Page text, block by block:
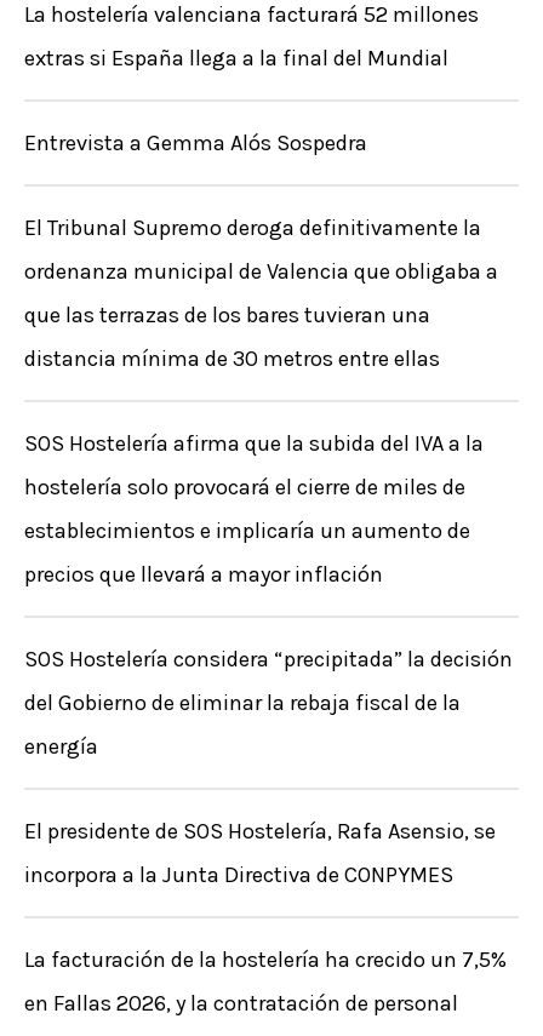
:La hostelería valenciana facturará 52 millones
extras si España llega a la final del Mundial
Entrevista a Gemma Alós Sospedra
El Tribunal Supremo deroga definitivamente la
ordenanza municipal de Valencia que obligaba a
que las terrazas de los bares tuvieran una
distancia mínima de 30 metros entre ellas
SOS Hostelería afirma que la subida del IVA a la
hostelería solo provocará el cierre de miles de
establecimientos e implicaría un aumento de
precios que llevará a mayor inflación
SOS Hostelería considera “precipitada” la decisión
del Gobierno de eliminar la rebaja fiscal de la
energía
El presidente de SOS Hostelería, Rafa Asensio, se
incorpora a la Junta Directiva de CONPYMES
La facturación de la hostelería ha crecido un 7,5%
en Fallas 2026, y la contratación de personal